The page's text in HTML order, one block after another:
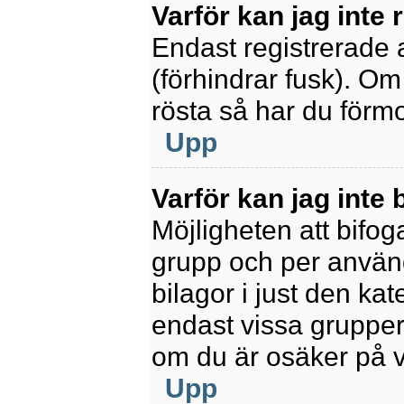
Varför kan jag inte
Endast registrerade
(förhindrar fusk).
rösta så har du
Upp
Varför kan jag inte
Möjligheten att
grupp och per
bilagor i just den
endast vissa
om du är osäker på
Upp